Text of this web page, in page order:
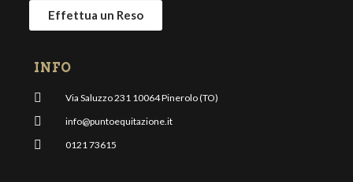
Effettua un Reso
INFO
Via Saluzzo 231 10064 Pinerolo (TO)
info@puntoequitazione.it
0121 73615